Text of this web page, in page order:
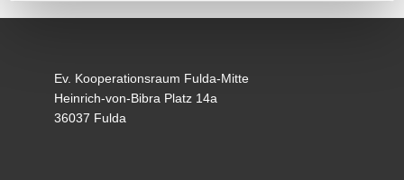
Ev. Kooperationsraum Fulda-Mitte
Heinrich-von-Bibra Platz 14a
36037 Fulda